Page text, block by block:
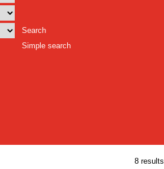
Search
Simple search
8 results